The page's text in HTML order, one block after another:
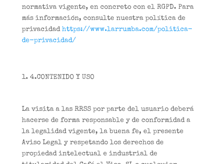
normativa vigente, en concreto con el RGPD. Para
más información, consulte nuestra política de
privacidad https://www.larrumba.com/politica-
de-privacidad/
4.CONTENIDO Y USO
La visita a las RRSS por parte del usuario deberá
hacerse de forma responsable y de conformidad a
la legalidad vigente, la buena fe, el presente
Aviso Legal y respetando los derechos de
propiedad intelectual e industrial de